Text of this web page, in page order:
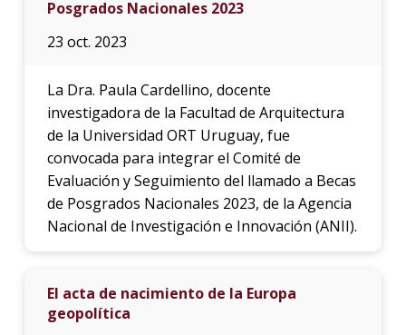
Posgrados Nacionales 2023
23 oct. 2023
La Dra. Paula Cardellino, docente
investigadora de la Facultad de Arquitectura
de la Universidad ORT Uruguay, fue
convocada para integrar el Comité de
Evaluación y Seguimiento del llamado a Becas
de Posgrados Nacionales 2023, de la Agencia
Nacional de Investigación e Innovación (ANII).
El acta de nacimiento de la Europa
geopolítica